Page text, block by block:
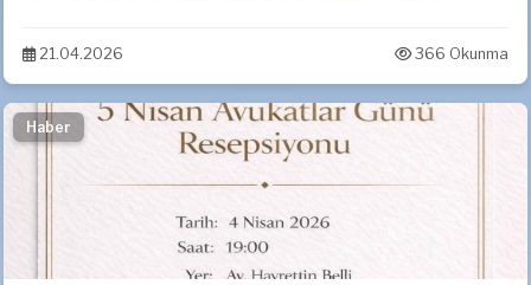
21.04.2026 366 Okunma
Haber